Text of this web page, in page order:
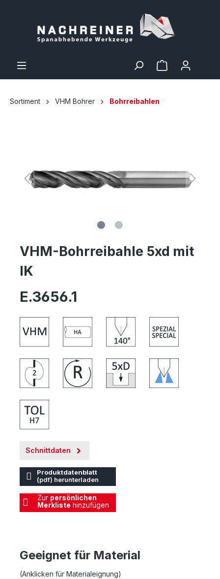
Sortiment VHM Bohrer Bohrreibahlen
VHM-Bohrreibahle 5xd mit
IK
E.3656.1
Schnittdaten
Produktdatenblatt
(pdf) herunterladen
Zur persönlichen
Merkliste hinzufügen
Geeignet für Material
(Anklicken für Materialeignung)